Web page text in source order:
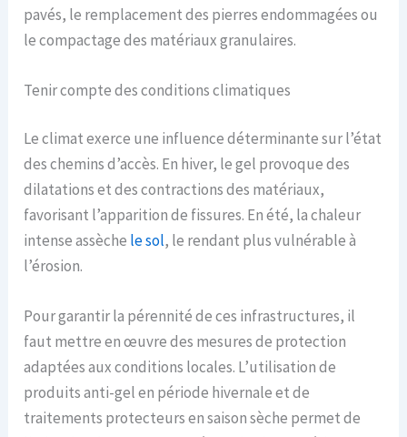
pavés, le remplacement des pierres endommagées ou
le compactage des matériaux granulaires.
Tenir compte des conditions climatiques
Le climat exerce une influence déterminante sur l’état
des chemins d’accès. En hiver, le gel provoque des
dilatations et des contractions des matériaux,
favorisant l’apparition de fissures. En été, la chaleur
intense assèche le sol, le rendant plus vulnérable à
l’érosion.
Pour garantir la pérennité de ces infrastructures, il
faut mettre en œuvre des mesures de protection
adaptées aux conditions locales. L’utilisation de
produits anti-gel en période hivernale et de
traitements protecteurs en saison sèche permet de